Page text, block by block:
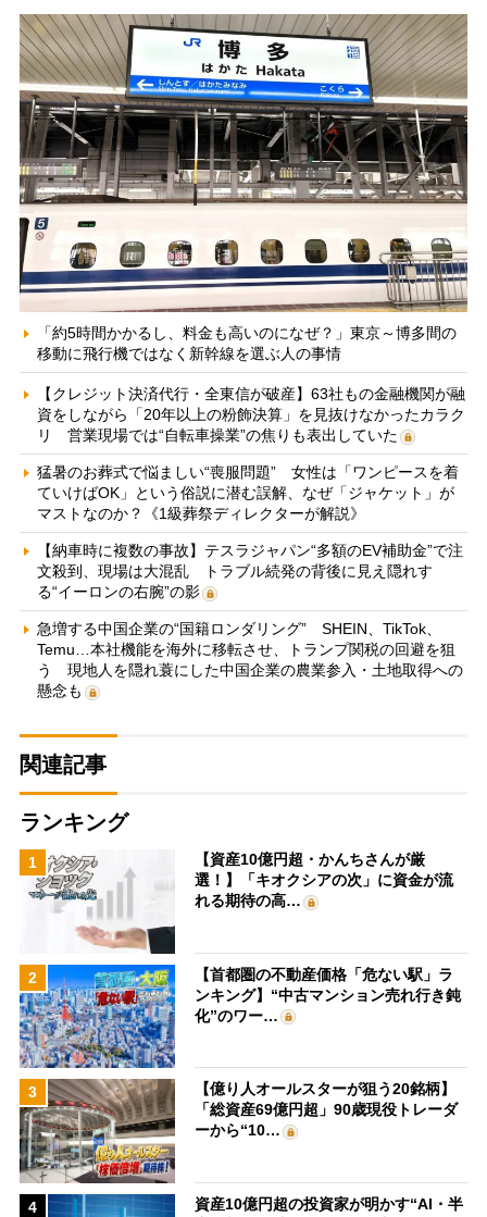
「約5時間かかるし、料金も高いのになぜ？」東京～博多間の
移動に飛行機ではなく新幹線を選ぶ人の事情
【クレジット決済代行・全東信が破産】63社もの金融機関が融
資をしながら「20年以上の粉飾決算」を見抜けなかったカラク
リ 営業現場では“自転車操業”の焦りも表出していた
猛暑のお葬式で悩ましい“喪服問題” 女性は「ワンピースを着
ていけばOK」という俗説に潜む誤解、なぜ「ジャケット」が
マストなのか？《1級葬祭ディレクターが解説》
【納車時に複数の事故】テスラジャパン“多額のEV補助金”で注
文殺到、現場は大混乱 トラブル続発の背後に見え隠れす
る“イーロンの右腕”の影
急増する中国企業の“国籍ロンダリング” SHEIN、TikTok、
Temu…本社機能を海外に移転させ、トランプ関税の回避を狙
う 現地人を隠れ蓑にした中国企業の農業参入・土地取得への
懸念も
関連記事
ランキング
1
【資産10億円超・かんちさんが厳
選！】「キオクシアの次」に資金が流
れる期待の高…
2
【首都圏の不動産価格「危ない駅」ラ
ンキング】“中古マンション売れ行き鈍
化”のワー…
3
【億り人オールスターが狙う20銘柄】
「総資産69億円超」90歳現役トレーダ
ーから“10…
4
資産10億円超の投資家が明かす“AI・半